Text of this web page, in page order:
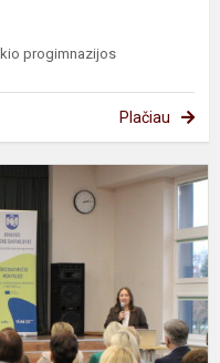
progimnazijos
Plačiau